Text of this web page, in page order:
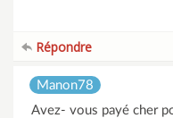
Répondre
Manon78
Avez- vous payé cher